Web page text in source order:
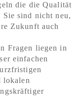
die die Qualität
Sie sind nicht neu,
Zukunft auch
Fragen liegen in
einfachen
lokalen